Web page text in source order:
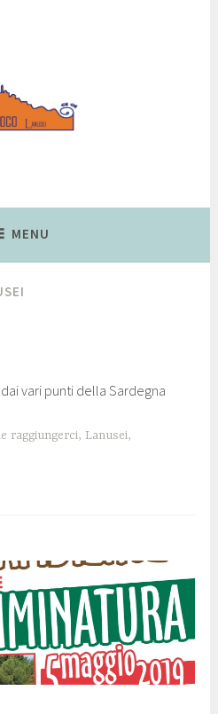
MENU
vari punti della Sardegna
raggiungerci, Lanusei,